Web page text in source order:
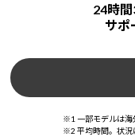
24時
サポ
※1 一部モデルは海
※2 平均時間。状況